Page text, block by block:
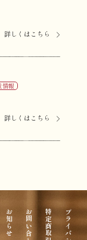
詳しくはこちら
情報
詳しくはこちら
お知らせ お問い合わせ